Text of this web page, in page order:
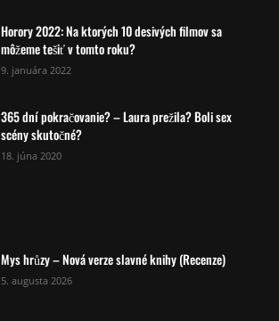
Horory 2022: Na ktorých 10 desivých filmov sa
môžeme tešiť v tomto roku?
9. januára 2022
365 dní pokračovanie? – Laura prežila? Boli sex
scény skutočné?
18. júna 2020
Mys hrůzy – Nová verze slavné knihy (Recenze)
5. augusta 2026